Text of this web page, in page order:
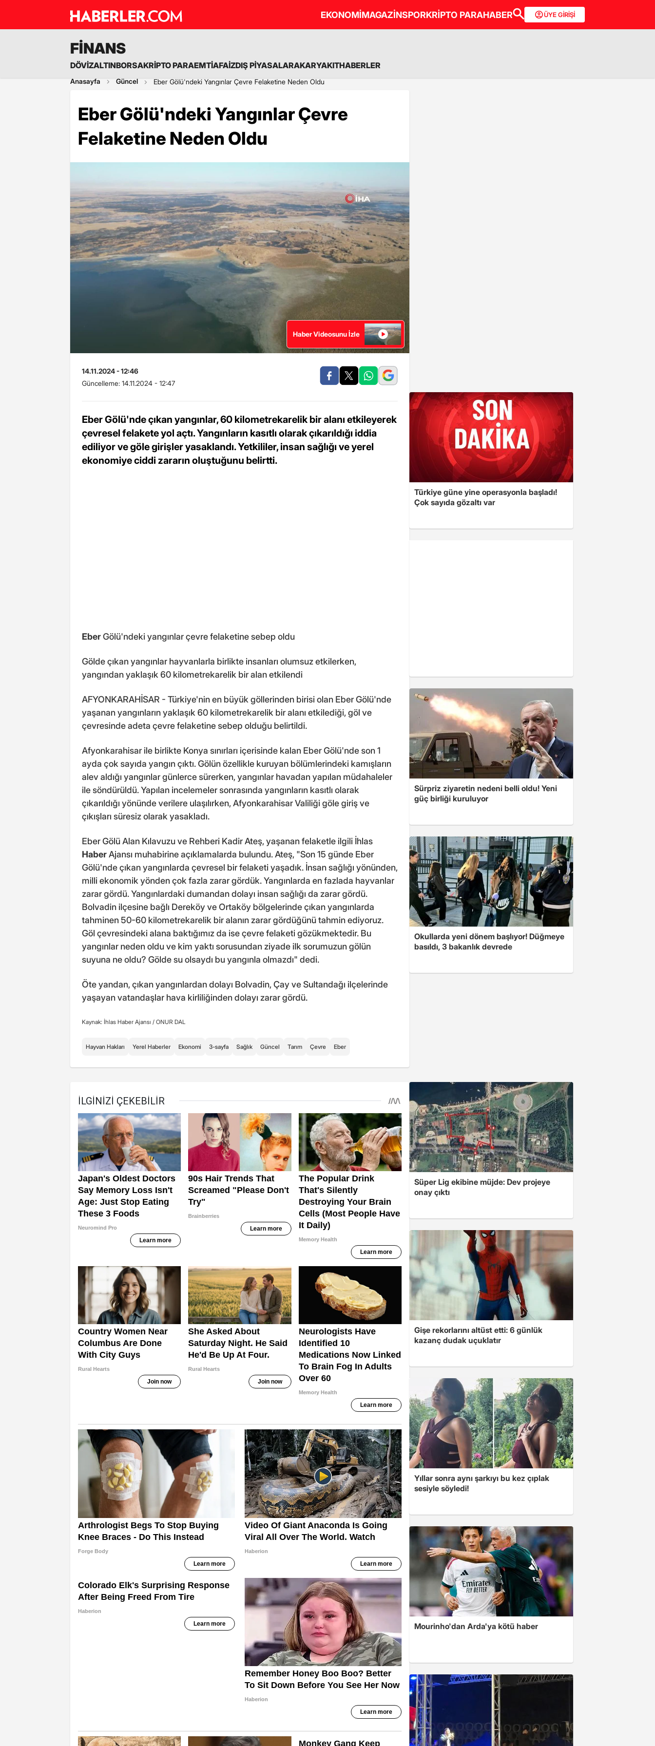
EKONOMİMAGAZİNSPORKRİPTO PARAHABER ÜYE GİRİŞİ
FİNANS
DÖVİZALTINBORSAKRİPTO PARAEMTİAFAİZDIŞ PİYASALARAKARYAKITHABERLER
Anasayfa Güncel Eber Gölü'ndeki Yangınlar Çevre Felaketine Neden Oldu
Eber Gölü'ndeki Yangınlar Çevre
Felaketine Neden Oldu
Haber Videosunu İzle
14.11.2024 - 12:46
Güncelleme: 14.11.2024 - 12:47
Eber Gölü'nde çıkan yangınlar, 60 kilometrekarelik bir alanı etkileyerek
çevresel felakete yol açtı. Yangınların kasıtlı olarak çıkarıldığı iddia
ediliyor ve göle girişler yasaklandı. Yetkililer, insan sağlığı ve yerel
ekonomiye ciddi zararın oluştuğunu belirtti.
EberGölü'ndeki yangınlar çevre felaketine sebep oldu
Gölde çıkan yangınlar hayvanlarla birlikte insanları olumsuz etkilerken,
yangından yaklaşık 60 kilometrekarelik bir alan etkilendi
AFYONKARAHİSAR - Türkiye'nin en büyük göllerinden birisi olan Eber Gölü'nde
yaşanan yangınların yaklaşık 60 kilometrekarelik bir alanı etkilediği, göl ve
çevresinde adeta çevre felaketine sebep olduğu belirtildi.
Afyonkarahisar ile birlikte Konya sınırları içerisinde kalan Eber Gölü'nde son 1
ayda çok sayıda yangın çıktı. Gölün özellikle kuruyan bölümlerindeki kamışların
alev aldığı yangınlar günlerce sürerken, yangınlar havadan yapılan müdahaleler
ile söndürüldü. Yapılan incelemeler sonrasında yangınların kasıtlı olarak
çıkarıldığı yönünde verilere ulaşılırken, Afyonkarahisar Valiliği göle giriş ve
çıkışları süresiz olarak yasakladı.
Eber Gölü Alan Kılavuzu ve Rehberi Kadir Ateş, yaşanan felaketle ilgili İhlas
HaberAjansı muhabirine açıklamalarda bulundu. Ateş, "Son 15 günde Eber
Gölü'nde çıkan yangınlarda çevresel bir felaketi yaşadık. İnsan sağlığı yönünden,
milli ekonomik yönden çok fazla zarar gördük. Yangınlarda en fazlada hayvanlar
zarar gördü. Yangınlardaki dumandan dolayı insan sağlığı da zarar gördü.
Bolvadin ilçesine bağlı Dereköy ve Ortaköy bölgelerinde çıkan yangınlarda
tahminen 50-60 kilometrekarelik bir alanın zarar gördüğünü tahmin ediyoruz.
Göl çevresindeki alana baktığımız da ise çevre felaketi gözükmektedir. Bu
yangınlar neden oldu ve kim yaktı sorusundan ziyade ilk sorumuzun gölün
suyuna ne oldu? Gölde su olsaydı bu yangınla olmazdı" dedi.
Öte yandan, çıkan yangınlardan dolayı Bolvadin, Çay ve Sultandağı ilçelerinde
yaşayan vatandaşlar hava kirliliğinden dolayı zarar gördü.
Kaynak: İhlas Haber Ajansı / ONUR DAL
Hayvan Hakları Yerel Haberler Ekonomi 3-sayfa Sağlık Güncel Tarım Çevre Eber
Türkiye güne yine operasyonla başladı!
Çok sayıda gözaltı var
Sürpriz ziyaretin nedeni belli oldu! Yeni
güç birliği kuruluyor
Okullarda yeni dönem başlıyor! Düğmeye
basıldı, 3 bakanlık devrede
Süper Lig ekibine müjde: Dev projeye
onay çıktı
Gişe rekorlarını altüst etti: 6 günlük
kazanç dudak uçuklatır
Yıllar sonra aynı şarkıyı bu kez çıplak
sesiyle söyledi!
Mourinho'dan Arda'ya kötü haber